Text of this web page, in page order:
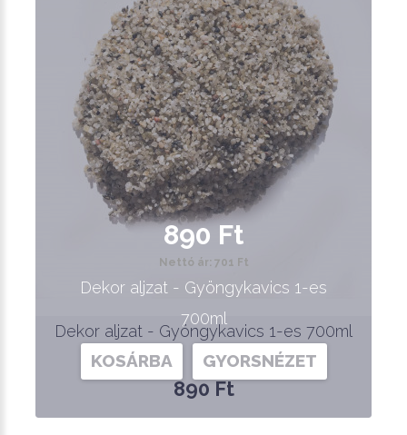
Dekor aljzat - Gyöngykavics 1-es 700ml
890 Ft
890 Ft
Nettó ár: 701 Ft
Dekor aljzat - Gyöngykavics 1-es
700ml
KOSÁRBA GYORSNÉZET